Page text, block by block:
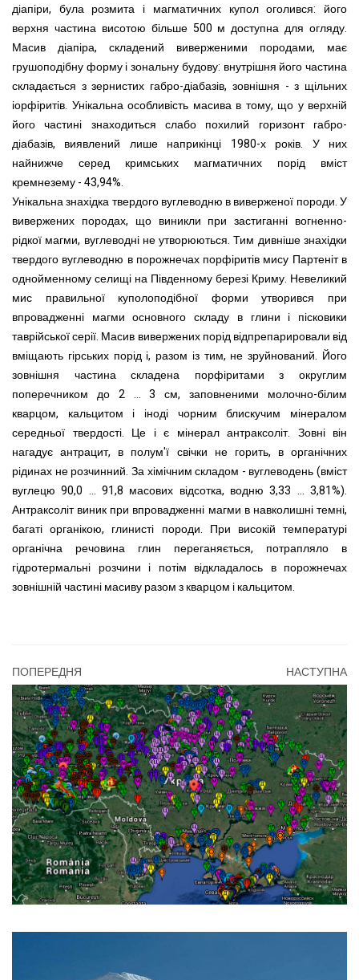
діапіри, була розмита і магматичних купол оголився: його
верхня частина висотою більше 500 м доступна для огляду.
Масив діапіра, складений виверженими породами, має
грушоподібну форму і зональну будову: внутрішня його частина
складається з зернистих габро-діабазів, зовнішня - з щільних
іорфіритів. Унікальна особливість масива в тому, що у верхній
його частині знаходиться слабо похилий горизонт габро-
діабазів, виявлений лише наприкінці 1980-х років. У них
найнижче серед кримських магматичних порід вміст
кремнезему - 43,94%.
Унікальна знахідка твердого вуглеводню в виверженої породи. У
вивержених породах, що виникли при застиганні вогненно-
рідкої магми, вуглеводні не утворюються. Тим дивніше знахідки
твердого вуглеводню в порожнечах порфіритів мису Партеніт в
однойменному селищі на Південному березі Криму. Невеликий
мис правильної куполоподібної форми утворився при
впровадженні магми основного складу в глини і пісковики
таврійської серії. Масив вивержених порід відпрепарировали від
вміщають гірських порід і, разом із тим, не зруйнований. Його
зовнішня частина складена порфіритами з округлим
поперечником до 2 ... 3 см, заповненими молочно-білим
кварцом, кальцитом і іноді чорним блискучим мінералом
середньої твердості. Це і є мінерал антраксоліт. Зовні він
нагадує антрацит, в полум'ї свічки не горить, в органічних
рідинах не розчинний. За хімічним складом - вуглеводень (вміст
вуглецю 90,0 ... 91,8 масових відсотка, водню 3,33 ... 3,81%).
Антраксоліт виник при впровадженні магми в навколишні темні,
багаті органікою, глинисті породи. При високій температурі
органічна речовина глин переганяється, потрапляло в
гідротермальні розчини і потім відкладалось в порожнечах
зовнішній частині масиву разом з кварцом і кальцитом.
ПОПЕРЕДНЯ НАСТУПНА